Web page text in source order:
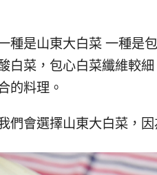
種是山東大白菜 一種是
白菜，包心白菜纖維較
的料理。
們會選擇山東大白菜，